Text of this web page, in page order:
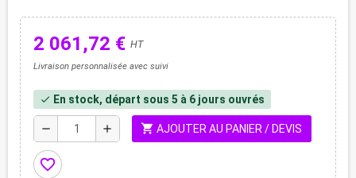
2 061,72 € HT
Livraison personnalisée avec suivi
check En stock, départ sous 5 à 6 jours ouvrés
remove add shopping_cart AJOUTER AU PANIER / DEVIS
favorite_border